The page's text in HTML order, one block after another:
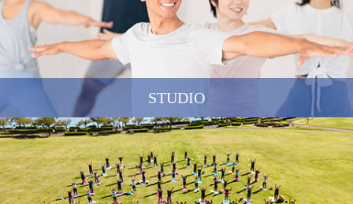
STUDIO